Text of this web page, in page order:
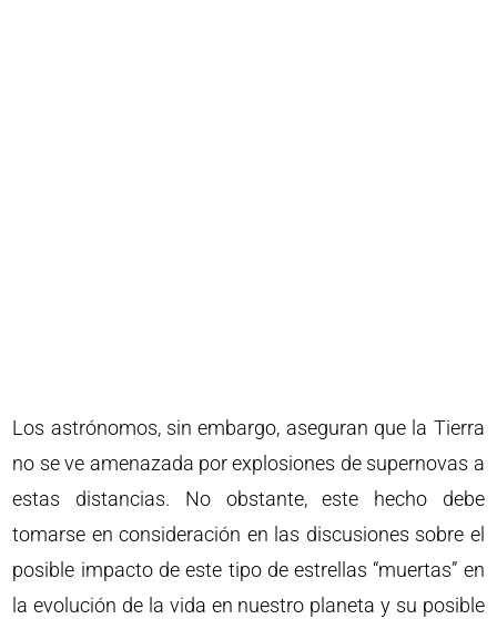
Los astrónomos, sin embargo, aseguran que la Tierra
no se ve amenazada por explosiones de supernovas a
estas distancias. No obstante, este hecho debe
tomarse en consideración en las discusiones sobre el
posible impacto de este tipo de estrellas “muertas” en
la evolución de la vida en nuestro planeta y su posible